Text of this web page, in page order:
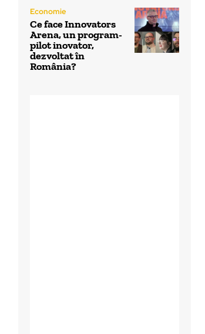
Economie
Ce face Innovators
Arena, un program-
pilot inovator,
dezvoltat în
România?